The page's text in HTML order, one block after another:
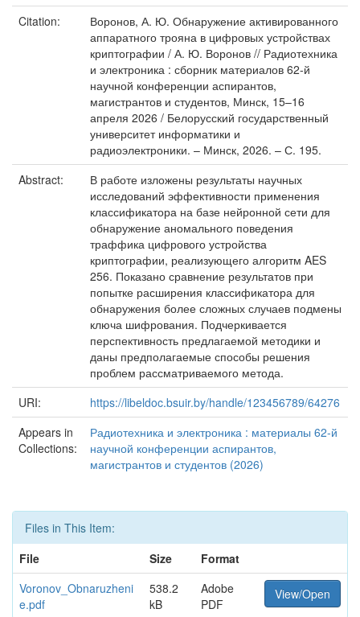
Citation:
Воронов, А. Ю. Обнаружение активированного
аппаратного трояна в цифровых устройствах
криптографии / А. Ю. Воронов // Радиотехника
и электроника : сборник материалов 62-й
научной конференции аспирантов,
магистрантов и студентов, Минск, 15–16
апреля 2026 / Белорусский государственный
университет информатики и
радиоэлектроники. – Минск, 2026. – С. 195.
Abstract:
В работе изложены результаты научных
исследований эффективности применения
классификатора на базе нейронной сети для
обнаружение аномального поведения
траффика цифрового устройства
криптографии, реализующего алгоритм AES
256. Показано сравнение результатов при
попытке расширения классификатора для
обнаружения более сложных случаев подмены
ключа шифрования. Подчеркивается
перспективность предлагаемой методики и
даны предполагаемые способы решения
проблем рассматриваемого метода.
URI:
https://libeldoc.bsuir.by/handle/123456789/64276
Appears in
Collections:
Радиотехника и электроника : материалы 62-й
научной конференции аспирантов,
магистрантов и студентов (2026)
Files in This Item:
File
Size
Format
Voronov_Obnaruzheni
e.pdf
538.2
kB
Adobe
PDF
View/Open